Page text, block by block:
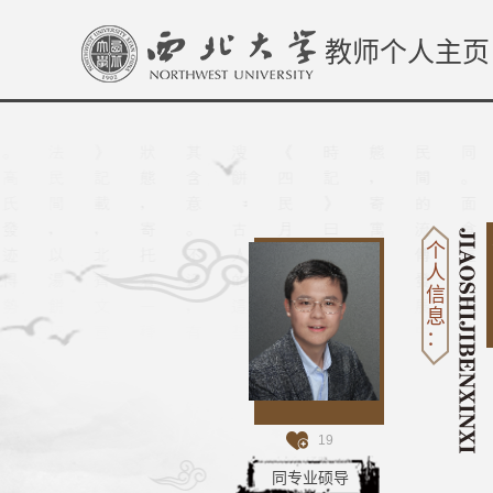
教师个人主页
19
同专业硕导
个
人
信
息
：